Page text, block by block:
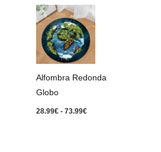
Alfombra Redonda
Globo
28.99€ - 73.99€
Rango
de
precios:
desde
28.99€
hasta
73.99€